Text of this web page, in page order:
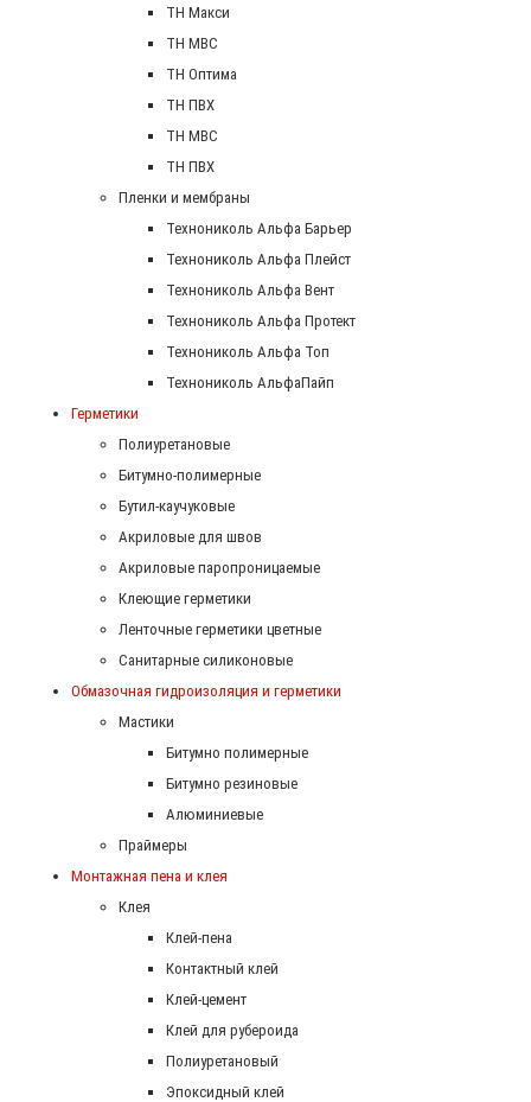
TH Макси
TH МВС
TH Оптима
TH ПВХ
ТН МВС
ТН ПВХ
Пленки и мембраны
Технониколь Альфа Барьер
Технониколь Альфа Плейст
Технониколь Альфа Вент
Технониколь Альфа Протект
Технониколь Альфа Топ
Технониколь АльфаПайп
Герметики
Полиуретановые
Битумно-полимерные
Бутил-каучуковые
Акриловые для швов
Акриловые паропроницаемые
Клеющие герметики
Ленточные герметики цветные
Санитарные силиконовые
Обмазочная гидроизоляция и герметики
Мастики
Битумно полимерные
Битумно резиновые
Алюминиевые
Праймеры
Монтажная пена и клея
Клея
Клей-пена
Контактный клей
Клей-цемент
Клей для рубероида
Полиуретановый
Эпоксидный клей